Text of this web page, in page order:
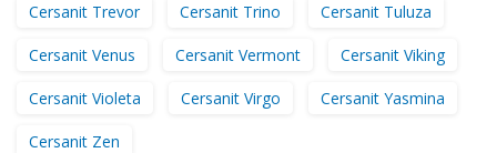
Cersanit Trevor Cersanit Trino Cersanit Tuluza
Cersanit Venus Cersanit Vermont Cersanit Viking
Cersanit Violeta Cersanit Virgo Cersanit Yasmina
Cersanit Zen